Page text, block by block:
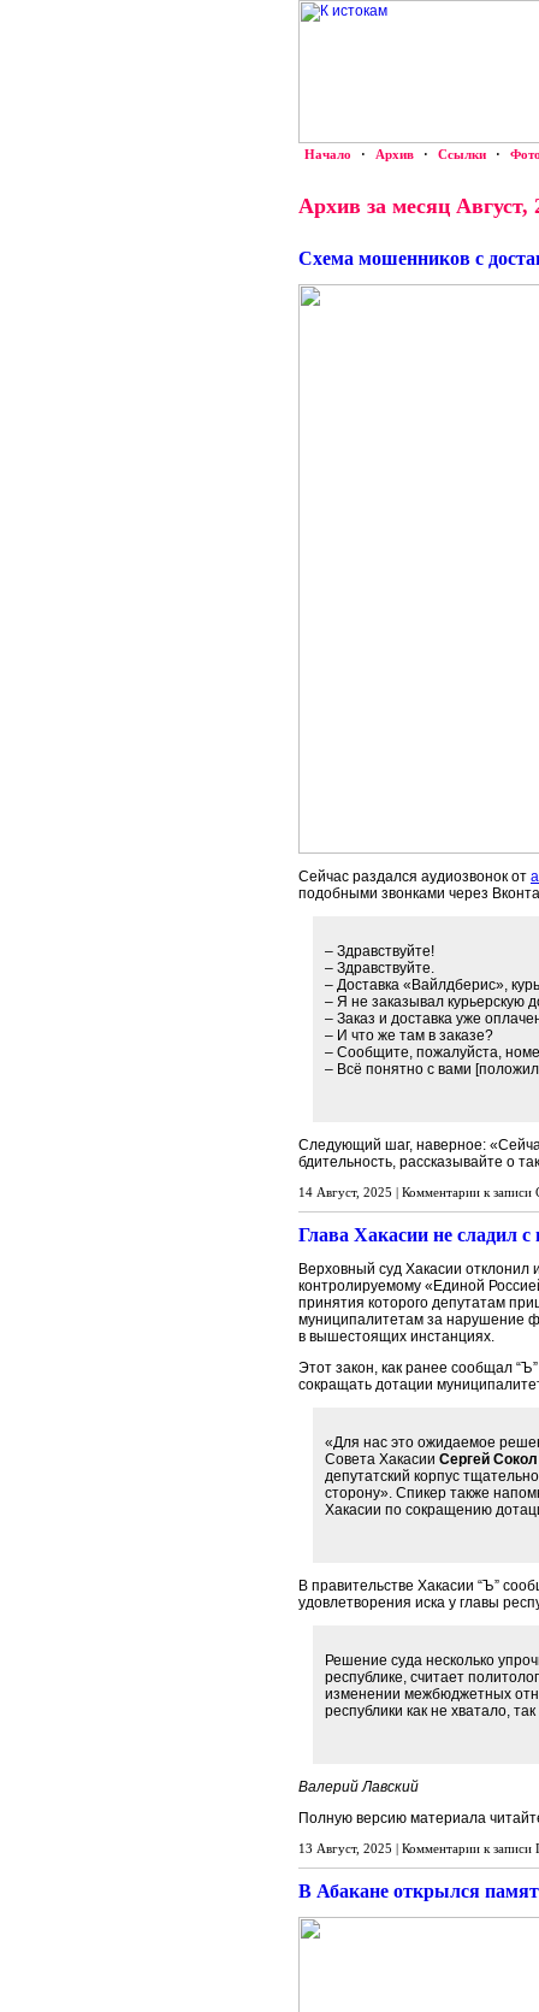
Начало · Архив · Ссылки ·
Архив за месяц Август,
Схема мошенников с
Сейчас раздался аудиозвонок от
подобными звонками через
– Здравствуйте!
– Здравствуйте.
– Доставка «Вайлдберис»,
– Я не заказывал курьерскую
– Заказ и доставка уже
– И что же там в заказе?
– Сообщите, пожалуйста,
– Всё понятно с вами
Следующий шаг, наверное:
бдительность, рассказывайте о
14 Август, 2025 | Комментарии к записи
Глава Хакасии не сладил
Верховный суд Хакасии отклонил
контролируемому «Единой
принятия которого депутатам
муниципалитетам за нарушение
в вышестоящих инстанциях.
Этот закон, как ранее сообщал
сокращать дотации
«Для нас это ожидаемое
Совета Хакасии Сергей Сокол
депутатский корпус
сторону». Спикер также
Хакасии по сокращению
В правительстве Хакасии “Ъ”
удовлетворения иска у главы
Решение суда несколько
республике, считает
изменении межбюджетных
республики как не хватало,
Валерий Лавский
Полную версию материала
13 Август, 2025 | Комментарии к записи
В Абакане открылся